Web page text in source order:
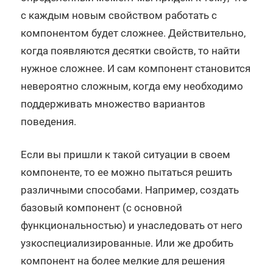
с каждым новым свойством работать с
компонентом будет сложнее. Действительно,
когда появляются десятки свойств, то найти
нужное сложнее. И сам компонент становится
невероятно сложным, когда ему необходимо
поддерживать множество вариантов
поведения.
Если вы пришли к такой ситуации в своем
компоненте, то ее можно пытаться решить
различными способами. Например, создать
базовый компонент (с основной
функциональностью) и унаследовать от него
узкоспециализированные. Или же дробить
компонент на более мелкие для решения